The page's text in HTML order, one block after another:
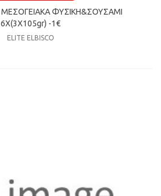
ΜΕΣΟΓΕΙΑΚΑ ΦΥΣΙΚΗ&ΣΟΥΣΑΜΙ
6X(3X105gr) -1€
ELITE ELBISCO